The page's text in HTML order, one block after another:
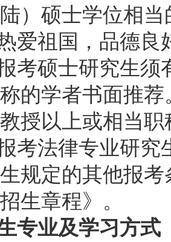
陆）硕士学位相
热爱祖国，品德
报考硕士研究生
的学者书面推
授以上或相当
报考法律专业研
规定的其他报
生章程》。
专业及学习方式